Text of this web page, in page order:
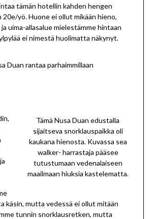
tämän hotellin kahden hengen
20e/yö. Huone ei ollut mikään hieno,
uima-allasalue mielestämme hintaan
ei nimestä huolimatta näkynyt.
Duan rantaa parhaimmillaan
Tämä Nusa Duan edustalla
sijaitseva snorklauspaikka oli
kaukana hienosta. Kuvassa sea
walker- harrastaja pääsee
tutustumaan vedenalaiseen
maailmaan hiuksia kastelematta.
käsin, mutta vedessä ei ollut mitään
tunnin snorklausretken, mutta